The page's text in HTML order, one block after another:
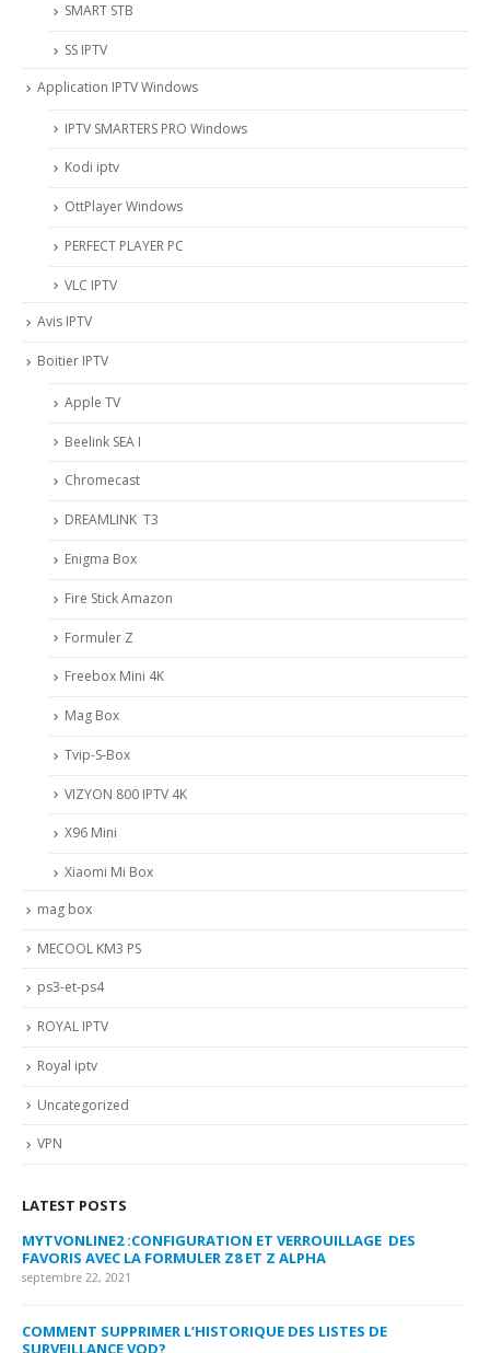
SMART STB
SS IPTV
Application IPTV Windows
IPTV SMARTERS PRO Windows
Kodi iptv
OttPlayer Windows
PERFECT PLAYER PC
VLC IPTV
Avis IPTV
Boitier IPTV
Apple TV
Beelink SEA I
Chromecast
DREAMLINK T3
Enigma Box
Fire Stick Amazon
Formuler Z
Freebox Mini 4K
Mag Box
Tvip-S-Box
VIZYON 800 IPTV 4K
X96 Mini
Xiaomi Mi Box
mag box
MECOOL KM3 PS
ps3-et-ps4
ROYAL IPTV
Royal iptv
Uncategorized
VPN
LATEST POSTS
MYTVONLINE2 :CONFIGURATION ET VERROUILLAGE DES
FAVORIS AVEC LA FORMULER Z8 ET Z ALPHA
septembre 22, 2021
COMMENT SUPPRIMER L’HISTORIQUE DES LISTES DE
SURVEILLANCE VOD?